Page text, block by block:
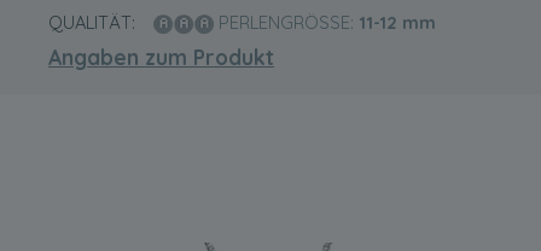
QUALITÄT: PERLENGRÖSSE: 11-12 mm
Angaben zum Produkt